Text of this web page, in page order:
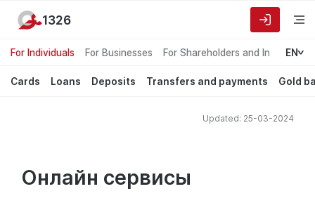
For Individuals For Businesses For Shareholders and Investors
EN
Cards Loans Deposits Transfers and payments Gold
1326
Updated: 25-03-2024
Онлайн сервисы